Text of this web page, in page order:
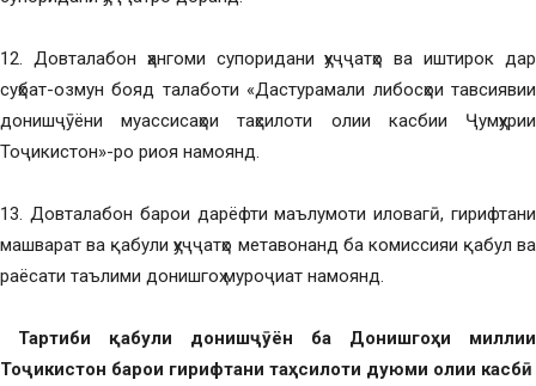
12. Довталабон ҳангоми супоридани ҳуҷҷатҳо ва иштирок дар
суҳбат-озмун бояд талаботи «Дастурамали либосҳои тавсиявии
донишҷӯёни муассисаҳои таҳсилоти олии касбии Ҷумҳурии
Тоҷикистон»-ро риоя намоянд.
13. Довталабон барои дарёфти маълумоти иловагӣ, гирифтани
машварат ва қабули ҳуҷҷатҳо метавонанд ба комиссияи қабул ва
раёсати таълими донишгоҳ муроҷиат намоянд.
Тартиби қабули донишҷӯён ба Донишгоҳи миллии
Тоҷикистон барои гирифтани таҳсилоти дуюми олии касбӣ